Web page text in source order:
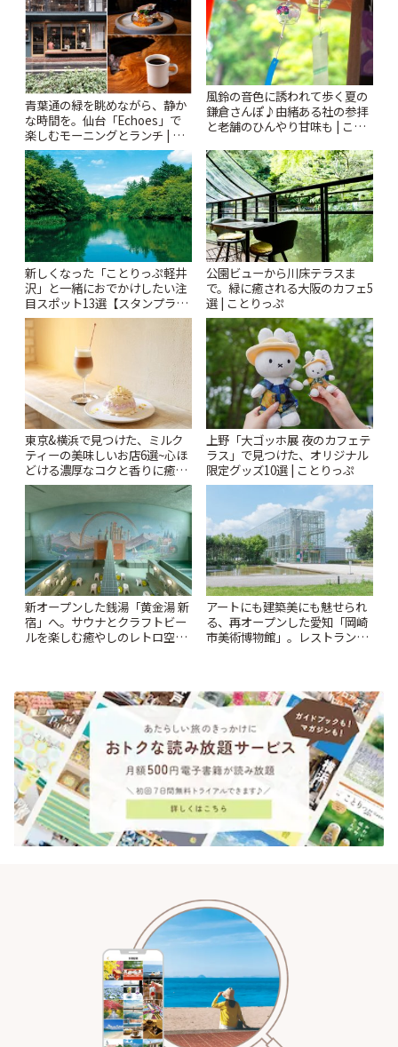
青葉通の緑を眺めながら、静か
な時間を。仙台「Echoes」で
楽しむモーニングとランチ | こ
とりっぷ
風鈴の音色に誘われて歩く夏の
鎌倉さんぽ♪由緒ある社の参拝
と老舗のひんやり甘味も | こと
新しくなった「ことりっぷ軽井
沢」と一緒におでかけしたい注
目スポット13選【スタンプラリ
ー開催中】 | ことりっぷ
公園ビューから川床テラスま
で。緑に癒される大阪のカフェ5
選 | ことりっぷ
東京&横浜で見つけた、ミルク
ティーの美味しいお店6選~心ほ
どける濃厚なコクと香りに癒や
されるティータイム~ | ことりっ
上野「大ゴッホ展 夜のカフェテ
ラス」で見つけた、オリジナル
限定グッズ10選 | ことりっぷ
新オープンした銭湯「黄金湯 新
宿」へ。サウナとクラフトビー
ルを楽しむ癒やしのレトロ空間
アートにも建築美にも魅せられ
る、再オープンした愛知「岡崎
市美術博物館」。レストランや